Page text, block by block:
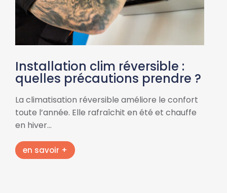
Installation clim réversible :
quelles précautions prendre ?
La climatisation réversible améliore le confort
toute l’année. Elle rafraîchit en été et chauffe
en hiver…
en savoir +